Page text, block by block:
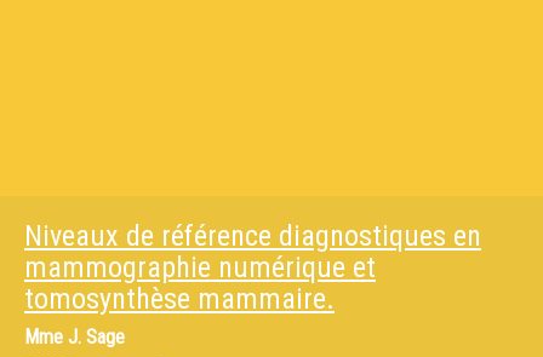
Niveaux de référence diagnostiques en
mammographie numérique et
tomosynthèse mammaire.
Mme J. Sage